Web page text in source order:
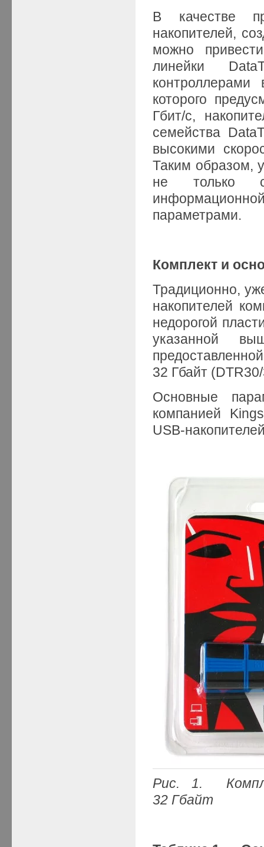
В качестве
накопителей,
можно
линейки
которого
Гбит/с,
семейства
высокими
Таким образом,
не только
параметрами.
Комплект и
Традиционно,
накопителей
недорогой
указанной
32 Гбайт
Основные
компанией
USB-
Рис. 1.
32 Гбайт